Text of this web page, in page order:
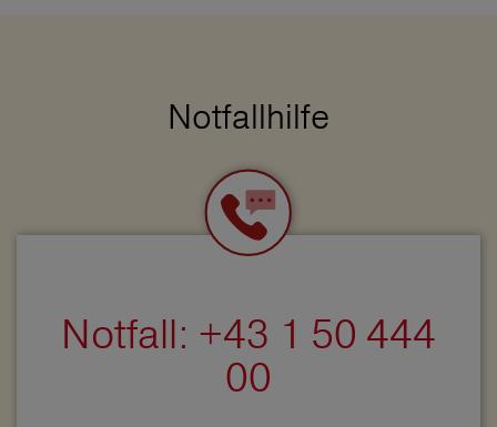
Notfallhilfe
Notfall: +43 1 50 444
00